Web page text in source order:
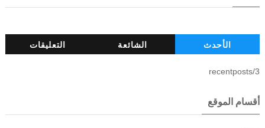
الأحدث الشائعة التعليقات
3/recentposts
أقسام الموقع